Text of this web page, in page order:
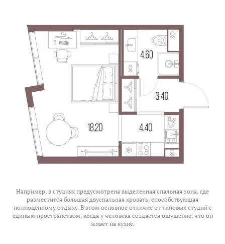
Например, в студиях предусмотрена выделенная спальная зона, где
разместится большая двуспальная кровать, способствующая
полноценному отдыху. В этом основное отличие от типовых студий с
единым пространством, когда у человека создается ощущение, что он
живет на кухне.